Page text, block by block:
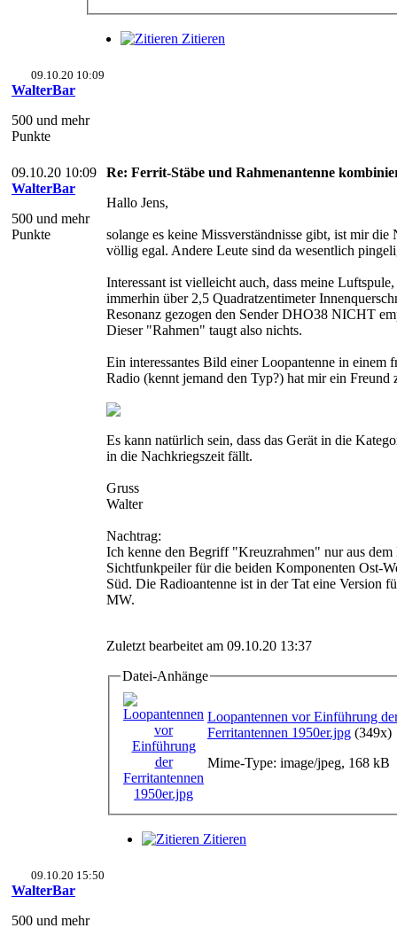
Zitieren
09.10.20 10:09
WalterBar
500 und mehr
Punkte
09.10.20 10:09
WalterBar
500 und mehr
Punkte
Re: Ferrit-Stäbe und Rahmenantenne
Hallo Jens,
solange es keine Missverständnisse gibt, ist mir die
völlig egal. Andere Leute sind da wesentlich
Interessant ist vielleicht auch, dass meine
immerhin über 2,5 Quadratzentimeter
Resonanz gezogen den Sender DHO38 NICHT
Dieser "Rahmen" taugt also nichts.
Ein interessantes Bild einer Loopantenne in einem
Radio (kennt jemand den Typ?) hat mir ein Freund
Es kann natürlich sein, dass das Gerät in die
in die Nachkriegszeit fällt.
Gruss
Walter
Nachtrag:
Ich kenne den Begriff "Kreuzrahmen" nur aus dem
Sichtfunkpeiler für die beiden Komponenten Ost-
Süd. Die Radioantenne ist in der Tat eine Version
MW.
Zuletzt bearbeitet am 09.10.20 13:37
Datei-Anhänge
Loopantennen vor Einführung
Ferritantennen 1950er.jpg (349x)
Mime-Type: image/jpeg, 168 kB
Zitieren
09.10.20 15:50
WalterBar
500 und mehr